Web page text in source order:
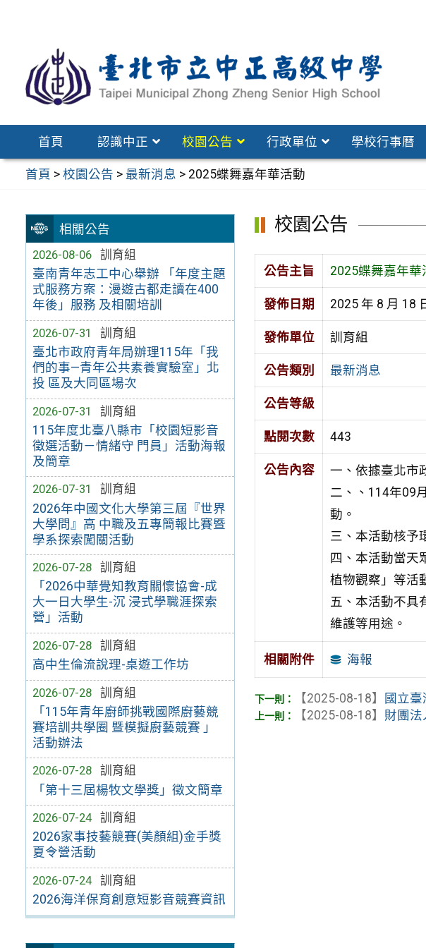
區
首頁 認識中正 校園公告 行政單位 學校行事曆
首頁 >校園公告 > 最新消息 > 2025蝶舞嘉年華活動
相關公告
2026-08-06
訓育組
臺南青年志工中心舉辦 「年度主題
式服務方案：漫遊古都走讀在400
年後」服務 及相關培訓
2026-07-31
訓育組
臺北市政府青年局辦理115年「我
們的事—青年公共素養實驗室」北
投 區及大同區場次
2026-07-31
訓育組
115年度北臺八縣市「校園短影音
徵選活動－情緒守 門員」活動海報
及簡章
2026-07-31
訓育組
2026年中國文化大學第三屆『世界
大學問』高 中職及五專簡報比賽暨
學系探索闖關活動
2026-07-28
訓育組
「2026中華覺知教育關懷協會-成
大一日大學生-沉 浸式學職涯探索
營」活動
2026-07-28
訓育組
高中生倫流說理-桌遊工作坊
2026-07-28
訓育組
「115年青年廚師挑戰國際廚藝競
賽培訓共學圈 暨模擬廚藝競賽 」
活動辦法
2026-07-28
訓育組
「第十三屆楊牧文學獎」徵文簡章
2026-07-24
訓育組
2026家事技藝競賽(美顏組)金手獎
夏令營活動
2026-07-24
訓育組
2026海洋保育創意短影音競賽資訊
校園公告
公告主旨 2025蝶舞嘉年華
發佈日期 2025 年 8 月 18
發佈單位 訓育組
公告類別 最新消息
公告等級
點閱次數 443
公告內容
一、依據臺北市
二、、114年09
動。
三、本活動核予
四、本活動當天
植物觀察」等活
五、本活動不具
維護等用途。
相關附件 海報
【2025-08-18】
國立
【2025-08-18】 財團法